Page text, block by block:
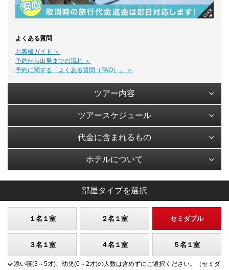
よくある質問
お客様ガイド ＞
予約から出発までの流れ ＞
予約に関する「よくある質問（FAQ）」 ＞
ツアー内容
ツアースケジュール
代金に含まれるもの
ホテルについて
部屋タイプを選択
１名１室 ２名１室 セミダブル
３名１室 ４名１室 ５名１室
添い寝(3～5才)、幼児(0～2才)の人数は含めずにご選択ください。（セミダ